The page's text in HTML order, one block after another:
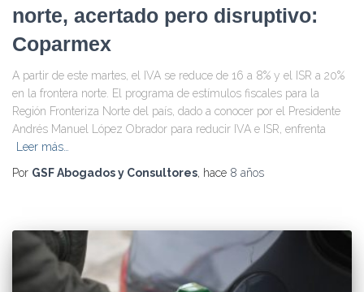
norte, acertado pero disruptivo:
Coparmex
A partir de este martes, el IVA se reduce de 16 a 8% y el ISR a 20%
en la frontera norte. El programa de estímulos fiscales para la
Región Fronteriza Norte del país, dado a conocer por el Presidente
Andrés Manuel López Obrador para reducir IVA e ISR, enfrenta
Leer más…
Por GSF Abogados y Consultores, hace 8 años